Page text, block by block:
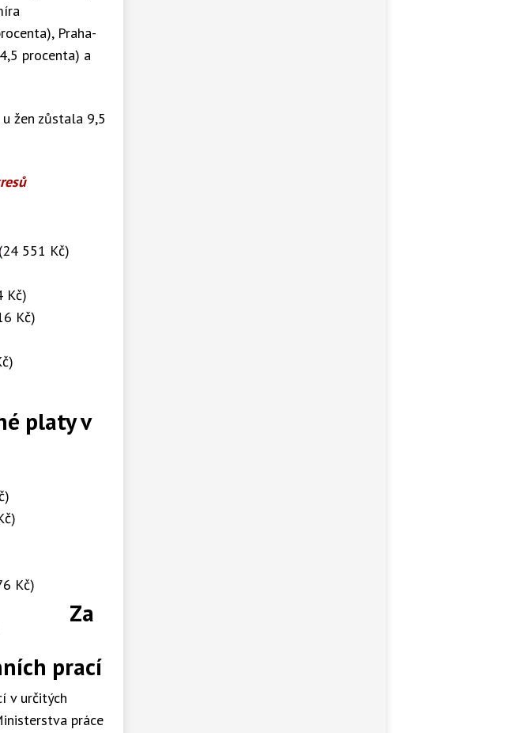
Praha-
procenta) a
žen zůstala 9,5
(24 551 Kč)
Kč)
Kč)
platy v
Kč)
Za
prací
v určitých
práce